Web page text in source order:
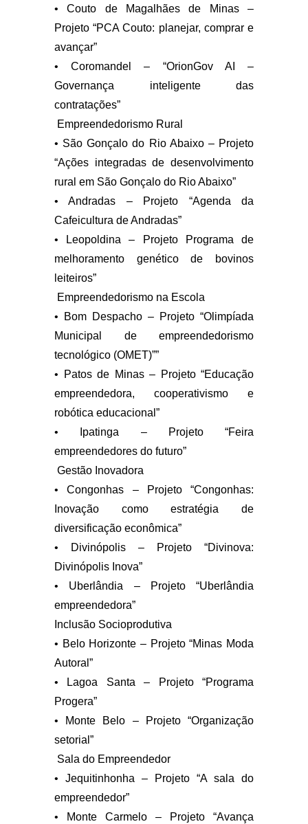
• Couto de Magalhães de Minas –
Projeto “PCA Couto: planejar, comprar e
avançar”
• Coromandel – “OrionGov AI –
Governança inteligente das
contratações”
Empreendedorismo Rural
• São Gonçalo do Rio Abaixo – Projeto
“Ações integradas de desenvolvimento
rural em São Gonçalo do Rio Abaixo”
• Andradas – Projeto “Agenda da
Cafeicultura de Andradas”
• Leopoldina – Projeto Programa de
melhoramento genético de bovinos
leiteiros”
Empreendedorismo na Escola
• Bom Despacho – Projeto “Olimpíada
Municipal de empreendedorismo
tecnológico (OMET)””
• Patos de Minas – Projeto “Educação
empreendedora, cooperativismo e
robótica educacional”
• Ipatinga – Projeto “Feira
empreendedores do futuro”
Gestão Inovadora
• Congonhas – Projeto “Congonhas:
Inovação como estratégia de
diversificação econômica”
• Divinópolis – Projeto “Divinova:
Divinópolis Inova”
• Uberlândia – Projeto “Uberlândia
empreendedora”
Inclusão Socioprodutiva
• Belo Horizonte – Projeto “Minas Moda
Autoral”
• Lagoa Santa – Projeto “Programa
Progera”
• Monte Belo – Projeto “Organização
setorial”
Sala do Empreendedor
• Jequitinhonha – Projeto “A sala do
empreendedor”
• Monte Carmelo – Projeto “Avança